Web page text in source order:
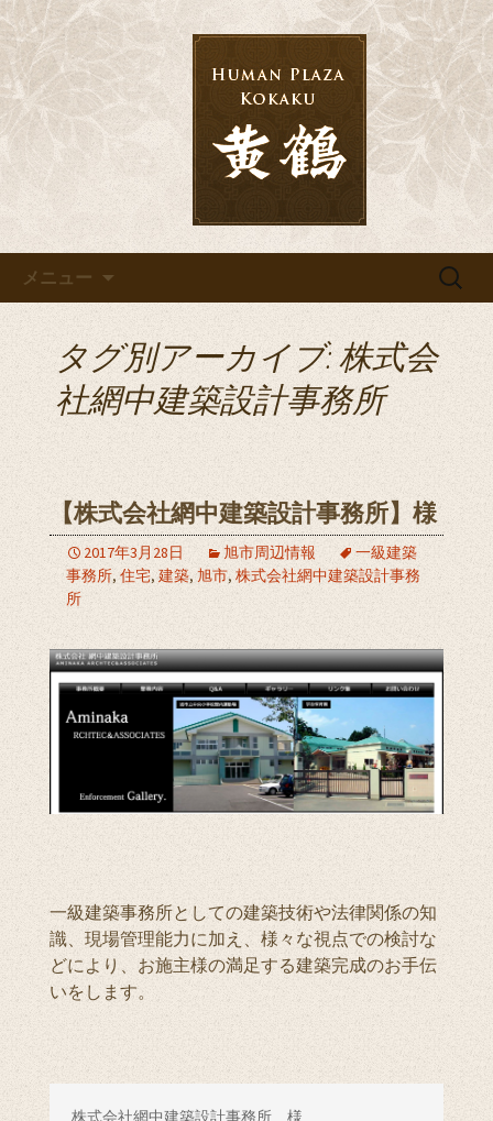
千葉の宴会・結婚式・披露宴な
ら「黄鶴」へ
千葉の宴会・結婚式・披露宴なら「黄
鶴」へ
メニュー
検
タグ別アーカイブ: 株式会
社網中建築設計事務所
【株式会社網中建築設計事務所】様
2017年3月28日 旭市周辺情報
一級建築
事務所, 住宅,建築,旭市, 株式会社網中建築設計事務
所
一級建築事務所としての建築技術や法律関係の知
識、現場管理能力に加え、様々な視点での検討な
どにより、お施主様の満足する建築完成のお手伝
いをします。
株式会社網中建築設計事務所　様